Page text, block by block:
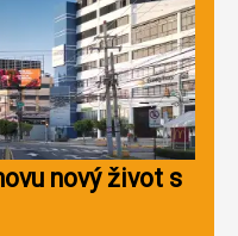
nový život s